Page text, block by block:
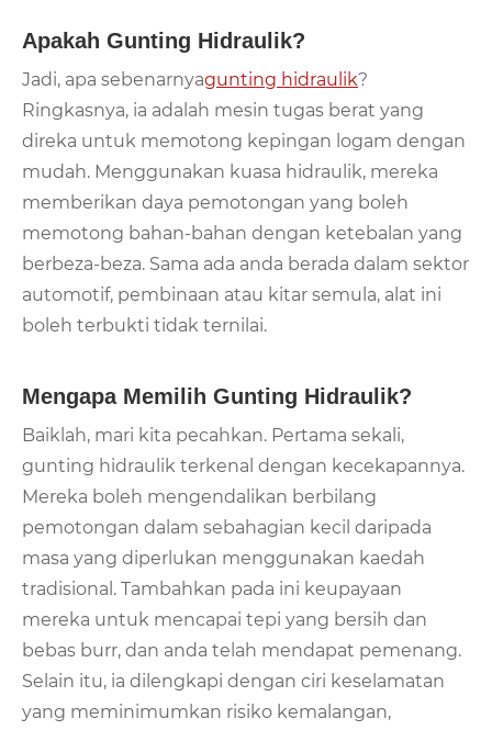
Apakah Gunting Hidraulik?
Jadi, apa sebenarnyagunting hidraulik?
Ringkasnya, ia adalah mesin tugas berat yang
direka untuk memotong kepingan logam dengan
mudah. Menggunakan kuasa hidraulik, mereka
memberikan daya pemotongan yang boleh
memotong bahan-bahan dengan ketebalan yang
berbeza-beza. Sama ada anda berada dalam sektor
automotif, pembinaan atau kitar semula, alat ini
boleh terbukti tidak ternilai.
Mengapa Memilih Gunting Hidraulik?
Baiklah, mari kita pecahkan. Pertama sekali,
gunting hidraulik terkenal dengan kecekapannya.
Mereka boleh mengendalikan berbilang
pemotongan dalam sebahagian kecil daripada
masa yang diperlukan menggunakan kaedah
tradisional. Tambahkan pada ini keupayaan
mereka untuk mencapai tepi yang bersih dan
bebas burr, dan anda telah mendapat pemenang.
Selain itu, ia dilengkapi dengan ciri keselamatan
yang meminimumkan risiko kemalangan,